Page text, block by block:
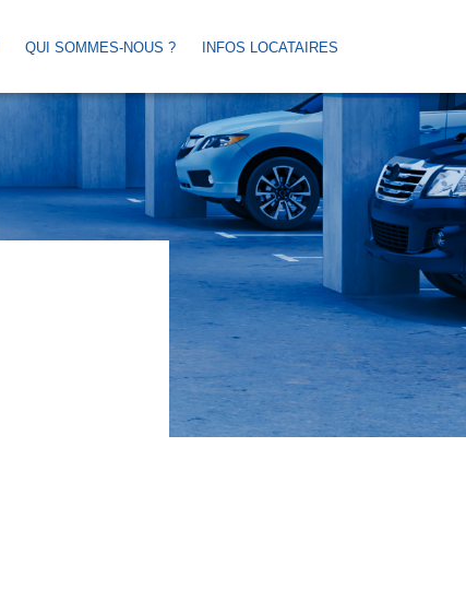
QUI SOMMES-NOUS ? INFOS LOCATAIRES